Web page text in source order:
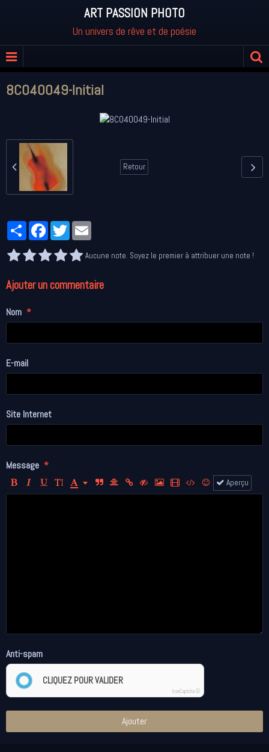
ART PASSION PHOTO
Un univers de rêve et de poésie
8C040049-Initial
Retour
PartagerFacebookTwitter
Aucune note. Soyez le premier à attribuer une note !
Ajouter un commentaire
Nom
E-mail
Site Internet
Message
Aperçu
Anti-spam
CLIQUEZ POUR VALIDER
IconCaptcha ©
Ajouter